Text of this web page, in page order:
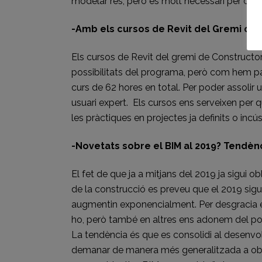
-Amb els cursos de Revit del Gremi
Els cursos de Revit del gremi de
possibilitats del programa, però com hem
curs de 62 hores en total. Per poder assolir
usuari expert. Els cursos ens serveixen
les pràctiques en projectes ja definits o
-Novetats sobre el BIM al 2019?
El fet de que ja a mitjans del 2019 ja sigui
de la construcció es preveu que el 2019
augmentin exponencialment. Per
ho, però també en altres ens adonem del
La tendència és que es consolidi al
demanar de manera més generalitzada a